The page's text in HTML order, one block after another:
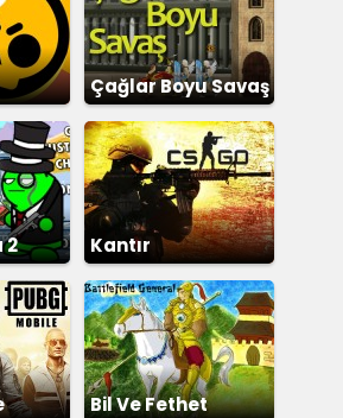
Çağlar Boyu Savaş
2 Kantır
Bil Ve Fethet